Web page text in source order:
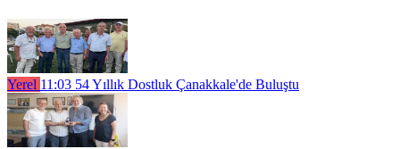
Yerel 11:03 54 Yıllık Dostluk Çanakkale'de Buluştu